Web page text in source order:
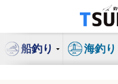
ン
船釣り 海釣り